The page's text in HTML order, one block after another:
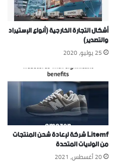
أشكال التجارة الخارجية (أنواع الإستيراد
والتصدير)
25 يوليو، 2020
Litemf شركة لإعادة شحن المنتجات
من الولايات المتحدة
20 أغسطس، 2021